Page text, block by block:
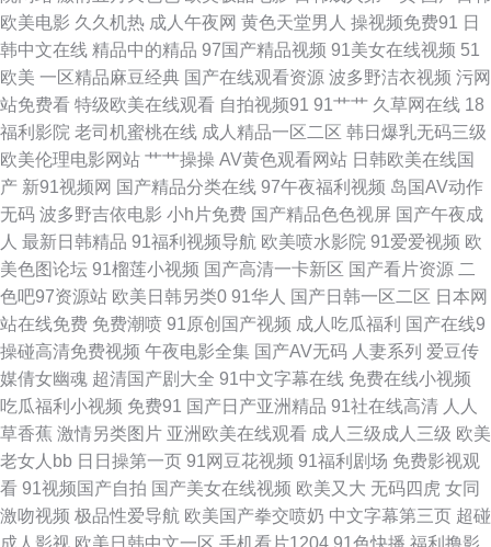
97在线看 豆花观频在线观看 亚洲色图另类图片 超碰探花免费91 日韩無碼破
解 91足交在线 av撸撸com 九一视频免费看 日本高潮视频 色婷婷a 超碰97人
人摸 国产色资源 亚洲色图另类图 福利午夜天堂 精品国产区123 精品久久丁
香五月 一本色导航 久久爱88热 欧美第一浮力影院 人人妻人人操人人 亚洲日
逼视频 97色色爱爱视频 岛国搬运最新网址 精东黄瓜91 欧美日韩在线射精 日
韩狼友网 亚洲黄色网络 51视频在线观看 AV免费在线观看 AV撸撸网站 91传
媒网 国产86精选 亚洲怡春院 日本槽逼草莓视频 91熟女免费视频 超碰激情官
网 国产区123 另类乱日 亚洲变态性爱网 avav激情 国产盗摄5区 九九热超碰
欧美变态另类 三级毛片在线 亚洲色图a 91免费看在线 www色情 国产视频精
品店 青娱乐成人在线 午夜福利18禁 91视频9999 白丝自慰网站91 国产另类
欧美电影 久久机热 成人午夜网 黄色天堂男人 操视频免费91 日
韩中文在线 精品中的精品 97国产精品视频 91美女在线视频 51
欧美 一区精品麻豆经典 国产在线观看资源 波多野洁衣视频 污网
站免费看 特级欧美在线观看 自拍视频91 91艹艹 久草网在线 18
福利影院 老司机蜜桃在线 成人精品一区二区 韩日爆乳无码三级
欧美伦理电影网站 艹艹操操 AV黄色观看网站 日韩欧美在线国
产 新91视频网 国产精品分类在线 97午夜福利视频 岛国AV动作
无码 波多野吉依电影 小h片免费 国产精品色色视屏 国产午夜成
人 最新日韩精品 91福利视频导航 欧美喷水影院 91爱爱视频 欧
美色图论坛 91榴莲小视频 国产高清一卡新区 国产看片资源 二
色吧97资源站 欧美日韩另类0 91华人 国产日韩一区二区 日本网
站在线免费 免费潮喷 91原创国产视频 成人吃瓜福利 国产在线9
操碰高清免费视频 午夜电影全集 国产AV无码 人妻系列 爱豆传
媒倩女幽魂 超清国产剧大全 91中文字幕在线 免费在线小视频
吃瓜福利小视频 免费91 国产日产亚洲精品 91社在线高清 人人
草香蕉 激情另类图片 亚洲欧美在线观看 成人三级成人三级 欧美
老女人bb 日日操第一页 91网豆花视频 91福利剧场 免费影视观
看 91视频国产自拍 国产美女在线视频 欧美又大 无码四虎 女同
激吻视频 极品性爱导航 欧美国产拳交喷奶 中文字幕第三页 超碰